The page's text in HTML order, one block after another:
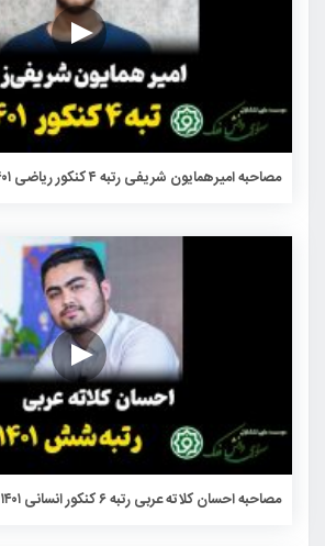
مصاحبه امیرهمایون شریفی رتبه ۴ کنکور ریاضی ۱۴۰۱ با ماز
مصاحبه احسان کلاته عربی رتبه ۶ کنکور انسانی ۱۴۰۱ با ماز